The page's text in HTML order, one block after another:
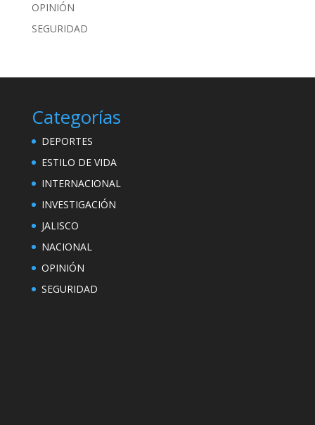
OPINIÓN
SEGURIDAD
Categorías
DEPORTES
ESTILO DE VIDA
INTERNACIONAL
INVESTIGACIÓN
JALISCO
NACIONAL
OPINIÓN
SEGURIDAD